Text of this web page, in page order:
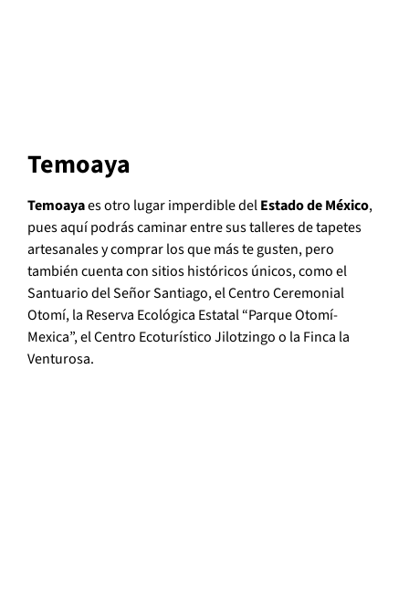
Temoaya
Temoayaes otro lugar imperdible delEstado de México,
pues aquí podrás caminar entre sus talleres de tapetes
artesanales y comprar los que más te gusten, pero
también cuenta con sitios históricos únicos, como el
Santuario del Señor Santiago, el Centro Ceremonial
Otomí, la Reserva Ecológica Estatal “Parque Otomí-
Mexica”, el Centro Ecoturístico Jilotzingo o la Finca la
Venturosa.